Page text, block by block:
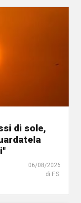
di sole,
06/08/2026
di F.S.